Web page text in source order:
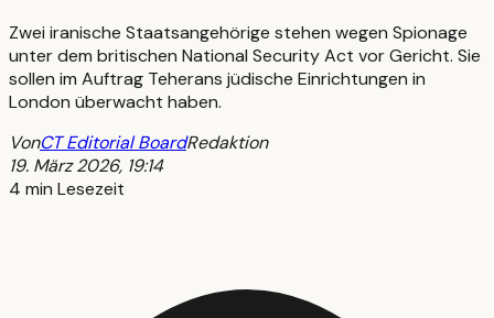
Zwei iranische Staatsangehörige stehen wegen Spionage
unter dem britischen National Security Act vor Gericht. Sie
sollen im Auftrag Teherans jüdische Einrichtungen in
London überwacht haben.
VonCT Editorial BoardRedaktion
19. März 2026, 19:14
4 min Lesezeit